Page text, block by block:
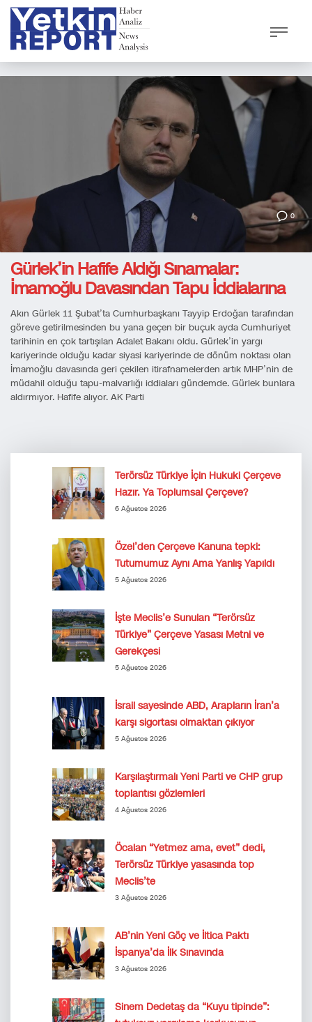
0
Gürlek’in Hafife Aldığı Sınamalar:
İmamoğlu Davasından Tapu İddialarına
Akın Gürlek 11 Şubat’ta Cumhurbaşkanı Tayyip Erdoğan tarafından
göreve getirilmesinden bu yana geçen bir buçuk ayda Cumhuriyet
tarihinin en çok tartışılan Adalet Bakanı oldu. Gürlek’in yargı
kariyerinde olduğu kadar siyasi kariyerinde de dönüm noktası olan
İmamoğlu davasında geri çekilen itirafnamelerden artık MHP’nin de
müdahil olduğu tapu-malvarlığı iddiaları gündemde. Gürlek bunlara
aldırmıyor. Hafife alıyor. AK Parti
Terörsüz Türkiye İçin Hukuki Çerçeve
Hazır. Ya Toplumsal Çerçeve?
6 Ağustos 2026
Özel’den Çerçeve Kanuna tepki:
Tutumumuz Aynı Ama Yanlış Yapıldı
5 Ağustos 2026
İşte Meclis’e Sunulan “Terörsüz
Türkiye” Çerçeve Yasası Metni ve
Gerekçesi
5 Ağustos 2026
İsrail sayesinde ABD, Arapların İran’a
karşı sigortası olmaktan çıkıyor
5 Ağustos 2026
Karşılaştırmalı Yeni Parti ve CHP grup
toplantısı gözlemleri
4 Ağustos 2026
Öcalan “Yetmez ama, evet” dedi,
Terörsüz Türkiye yasasında top
Meclis’te
3 Ağustos 2026
AB’nin Yeni Göç ve İltica Paktı
İspanya’da İlk Sınavında
3 Ağustos 2026
Sinem Dedetaş da “Kuyu tipinde”: